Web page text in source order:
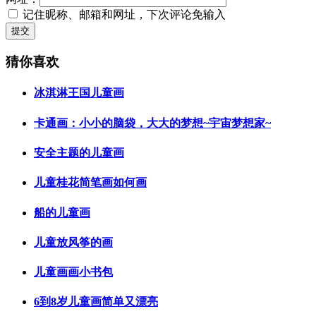
记住昵称、邮箱和网址，下次评论免输入
提交
猜你喜欢
冰淇淋王国儿童画
卡通画：小小的脑袋，大大的梦想~宇宙梦想家~​​​​
安全主题的儿童画
儿童桂花简笔画如何画
船的儿童画
儿童放风筝的画
儿童画画小书包
6到8岁儿童画简单又漂亮